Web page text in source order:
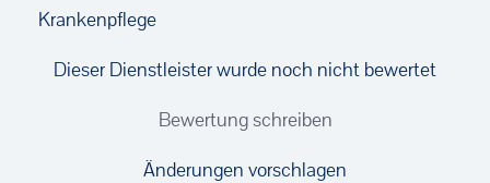
Krankenpflege
Dieser Dienstleister wurde noch nicht bewertet
Bewertung schreiben
Änderungen vorschlagen